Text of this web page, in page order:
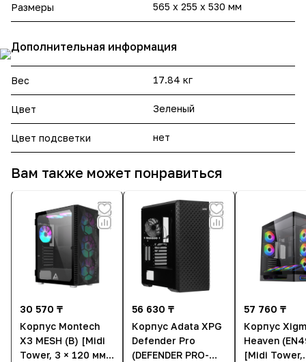
Размеры 565 x 255 x 530 мм
Дополнительная информация
Вес 17.84 кг
Цвет Зеленый
Цвет подсветки нет
Вам также может понравиться
30 570 ₸
Корпус Montech
X3 MESH (B) [Midi
Tower, 3 × 120 мм,
56 630 ₸
Корпус Adata XPG
Defender Pro
(DEFENDER PRO-
57 760 ₸
Корпус
Heaven
[Midi Tower,